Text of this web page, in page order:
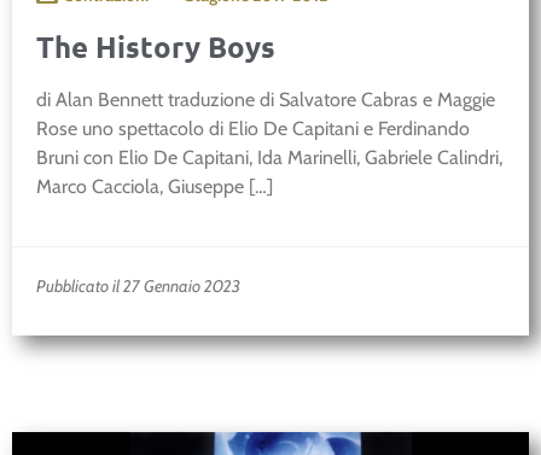
The History Boys
di Alan Bennett traduzione di Salvatore Cabras e Maggie
Rose uno spettacolo di Elio De Capitani e Ferdinando
Bruni con Elio De Capitani, Ida Marinelli, Gabriele Calindri,
Marco Cacciola, Giuseppe […]
Pubblicato il 27 Gennaio 2023